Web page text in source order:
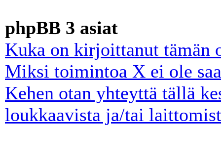
phpBB 3 asiat
Kuka on kirjoittanut tämän
Miksi toimintoa X ei ole
Kehen otan yhteyttä tällä
loukkaavista ja/tai